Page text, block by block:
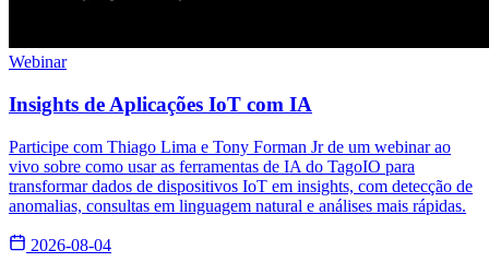
Webinar
Insights de Aplicações IoT com IA
Participe com Thiago Lima e Tony Forman Jr de um webinar ao
vivo sobre como usar as ferramentas de IA do TagoIO para
transformar dados de dispositivos IoT em insights, com detecção de
anomalias, consultas em linguagem natural e análises mais rápidas.
2026-08-04